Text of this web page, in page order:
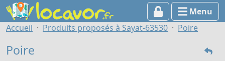
Menu
Accueil
Produits proposés à Sayat-63530 Poire
Poire